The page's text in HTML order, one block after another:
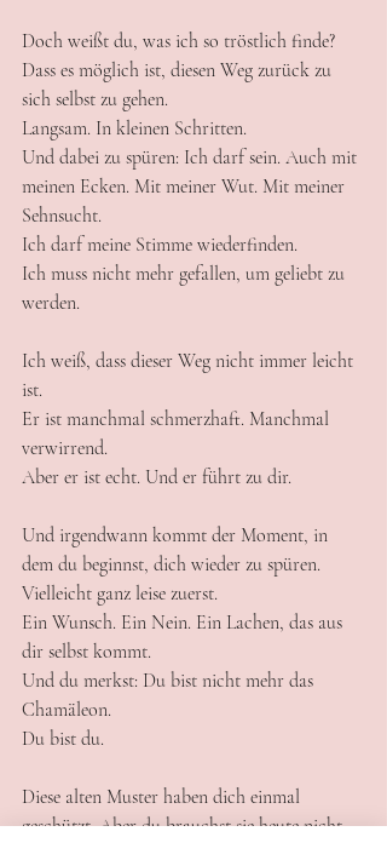
Doch weißt du, was ich so tröstlich finde?
Dass es möglich ist, diesen Weg zurück zu
sich selbst zu gehen.
Langsam. In kleinen Schritten.
Und dabei zu spüren: Ich darf sein. Auch mit
meinen Ecken. Mit meiner Wut. Mit meiner
Sehnsucht.
Ich darf meine Stimme wiederfinden.
Ich muss nicht mehr gefallen, um geliebt zu
werden.
Ich weiß, dass dieser Weg nicht immer leicht
ist.
Er ist manchmal schmerzhaft. Manchmal
verwirrend.
Aber er ist echt. Und er führt zu dir.
Und irgendwann kommt der Moment, in
dem du beginnst, dich wieder zu spüren.
Vielleicht ganz leise zuerst.
Ein Wunsch. Ein Nein. Ein Lachen, das aus
dir selbst kommt.
Und du merkst: Du bist nicht mehr das
Chamäleon.
Du bist du.
Diese alten Muster haben dich einmal
geschützt. Aber du brauchst sie heute nicht